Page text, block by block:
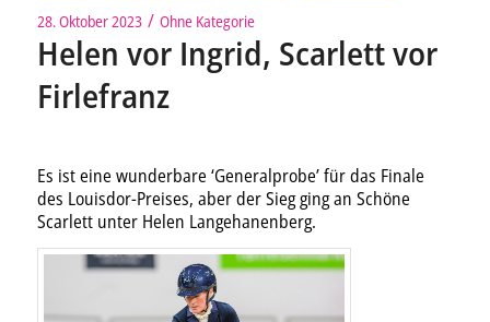
28. Oktober 2023 / Ohne Kategorie
Helen vor Ingrid, Scarlett vor
Firlefranz
Es ist eine wunderbare ‘Generalprobe’ für das Finale
des Louisdor-Preises, aber der Sieg ging an Schöne
Scarlett unter Helen Langehanenberg.